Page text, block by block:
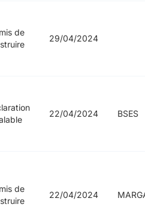
de
29/04/2024
22/04/2024 BSES
de
22/04/2024